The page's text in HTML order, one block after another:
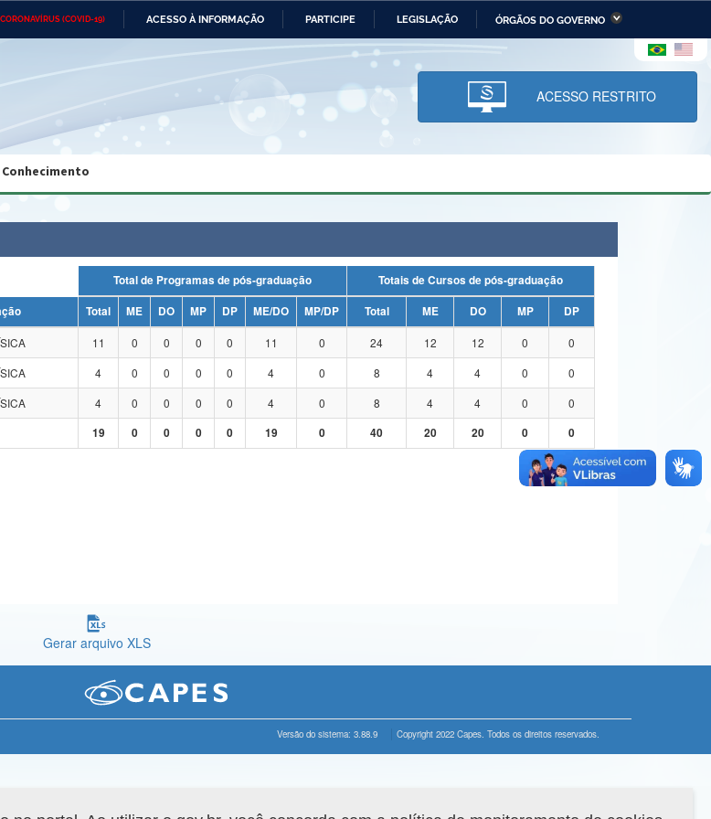
CORONAVÍRUS (COVID-19) ACESSO À INFORMAÇÃO PARTICIPE LEGISLAÇÃO ÓRGÃOS DO GOVERNO
Ministério das Relações Ministério da Economia Ministério da Infraestrutura
Ministério da Ciência,
Tecnologia, Inovações e
Comunicações
e dos Direitos Humanos
da União Banco Central do Brasil Planalto
ACESSO RESTRITO
Total de Programas de pós-graduação
Totais de Cursos de pós-graduação
Total ME DO MP DP ME/DO MP/DP Total ME DO MP
DP
11 0 0 0 0 11 0 24 12 12 0
0
4 0 0 0 0 4 0 8 4 4 0
0
4 0 0 0 0 4 0 8 4 4 0
0
19 0 0 0 0 19 0 40 20 20 0 0
Gerar arquivo XLS
Versão do sistema: 3.88.9 Copyright 2022 Capes. Todos os direitos reservados.